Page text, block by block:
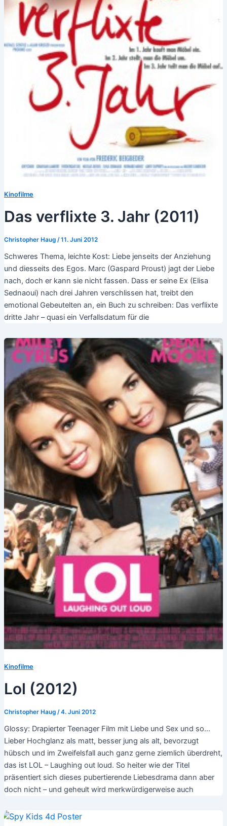
Kinofilme
Das verflixte 3. Jahr (2011)
Christopher Haug /11. Juni 2012
Schweres Thema, leichte Kost: Liebe jenseits der Anziehung
und diesseits des Egos. Marc (Gaspard Proust) jagt der Liebe
nach, doch er kann sie nicht fassen. Dass er seine Ex (Elisa
Sednaoui) nach drei Jahren verschlissen hat, treibt den
emotional Gebeutelten an, ein Buch zu schreiben: Das verflixte
dritte Jahr – quasi ein Verfallsdatum für die
Kinofilme
Lol (2012)
Christopher Haug /4. Juni 2012
Glossy: Drapierter Teenager Film mit Liebe und Sex und so…
Lieber Hochglanz als matt, besser jung als alt, bevorzugt
hübsch und im Zweifelsfall auch ganz gerne ziemlich überdreht,
das ist LOL – Laughing out loud. So heiter wie der Titel
präsentiert sich dieses pubertierende Liebesdrama dann aber
doch nicht – und geheult wird merkwürdigerweise auch